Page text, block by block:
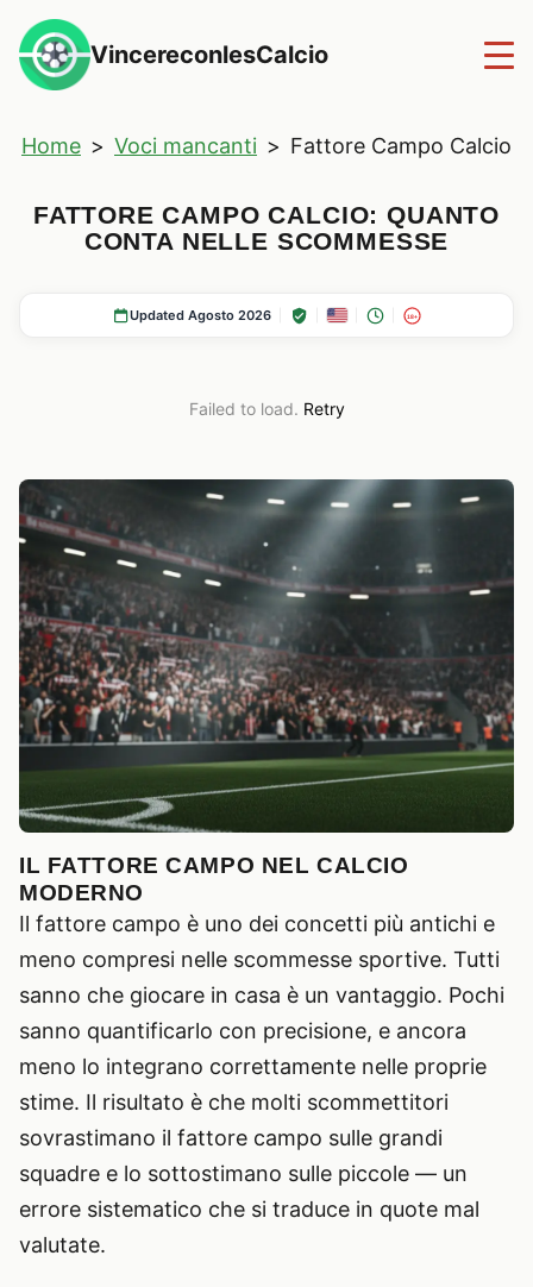
VincereconlesCalcio
Home > Voci mancanti > Fattore Campo Calcio
FATTORE CAMPO CALCIO: QUANTO
CONTA NELLE SCOMMESSE
Updated Agosto 2026 18+
Failed to load. Retry
IL FATTORE CAMPO NEL CALCIO
MODERNO
Il fattore campo è uno dei concetti più antichi e
meno compresi nelle scommesse sportive. Tutti
sanno che giocare in casa è un vantaggio. Pochi
sanno quantificarlo con precisione, e ancora
meno lo integrano correttamente nelle proprie
stime. Il risultato è che molti scommettitori
sovrastimano il fattore campo sulle grandi
squadre e lo sottostimano sulle piccole — un
errore sistematico che si traduce in quote mal
valutate.